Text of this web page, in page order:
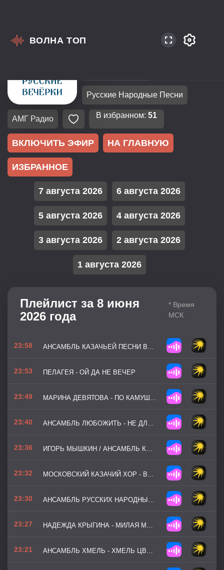
ВОЛНА ТОП
Русские Народные Песни
АМГ Радио В избранном: 51
ВКЛЮЧИТЬ ЭФИР НА ГЛАВНУЮ
ИЗБРАННОЕ
7 августа 2026 6 августа 2026
5 августа 2026 4 августа 2026
3 августа 2026 2 августа 2026
1 августа 2026
Плейлист за 8 июня
2026 года
* Время
МСК
23:58 АНСАМБЛЬ КАЗАЧЬЕЙ ПЕСНИ ВОЛЬНЫЙ ДОН - СМУГЛЯНКА
23:53 ПЕЛАГЕЯ - ОЙ ДА НЕ ВЕЧЕР
23:49 МАРИНА ДЕВЯТОВА - ПО КАМУШКАМ
23:40 АНСАМБЛЬ ЛЮБОЖИТЬ - НЕ ДЛЯ МЕНЯ ПРИДЁТ ВЕСНА
23:36 ИГОРЬ МЫШКИН / АНСАМБЛЬ КАЗАЧЬЯ ДОЛЯ - МОЯ КАЗАЧКА
23:32 МОСКОВСКИЙ КАЗАЧИЙ ХОР - ВОТ КТО-ТО С ГОРОЧКИ СПУСТИЛСЯ
23:30 АНСАМБЛЬ РУССКИХ НАРОДНЫХ ИНСТРУМЕНТОВ КАЛИНКА - ПИВНА ЯГОДА
23:27 НАДЕЖДА КРЫГИНА - МИЛАЯ МАМА
23:21 АНСАМБЛЬ ХМЕЛЬ - ХМЕЛЬ ЦВЕТЁТ